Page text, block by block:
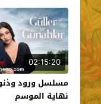
02:15:20
نهاية الموسم